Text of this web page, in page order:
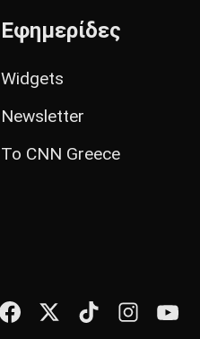
Εφημερίδες
Widgets
Newsletter
Το CNN Greece